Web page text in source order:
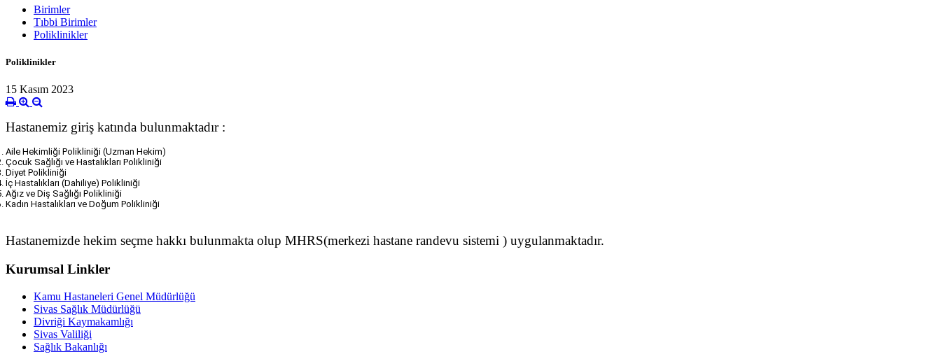
Birimler
Tıbbi Birimler
Poliklinikler
Poliklinikler
15 Kasım 2023
Hastanemiz giriş katında bulunmaktadır :
Aile Hekimliği Polikliniği (Uzman Hekim)
Çocuk Sağlığı ve Hastalıkları Polikliniği
Diyet Polikliniği
İç Hastalıkları (Dahiliye) Polikliniği
Ağız ve Diş Sağlığı Polikliniği
Kadın Hastalıkları ve Doğum Polikliniği
Hastanemizde hekim seçme hakkı bulunmakta olup MHRS(merkezi hastane randevu sistemi ) uygulanmaktadır.
Kurumsal Linkler
Kamu Hastaneleri Genel Müdürlüğü
Sivas Sağlık Müdürlüğü
Divriği Kaymakamlığı
Sivas Valiliği
Sağlık Bakanlığı